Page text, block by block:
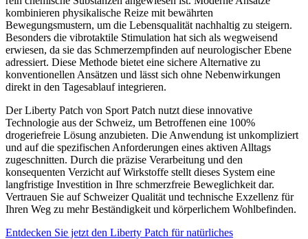
kombinieren physikalische Reize mit bewährten
Bewegungsmustern, um die Lebensqualität nachhaltig zu steigern.
Besonders die vibrotaktile Stimulation hat sich als wegweisend
erwiesen, da sie das Schmerzempfinden auf neurologischer Ebene
adressiert. Diese Methode bietet eine sichere Alternative zu
konventionellen Ansätzen und lässt sich ohne Nebenwirkungen
direkt in den Tagesablauf integrieren.
Der Liberty Patch von Sport Patch nutzt diese innovative
Technologie aus der Schweiz, um Betroffenen eine 100%
drogeriefreie Lösung anzubieten. Die Anwendung ist unkompliziert
und auf die spezifischen Anforderungen eines aktiven Alltags
zugeschnitten. Durch die präzise Verarbeitung und den
konsequenten Verzicht auf Wirkstoffe stellt dieses System eine
langfristige Investition in Ihre schmerzfreie Beweglichkeit dar.
Vertrauen Sie auf Schweizer Qualität und technische Exzellenz für
Ihren Weg zu mehr Beständigkeit und körperlichem Wohlbefinden.
Entdecken Sie jetzt den Liberty Patch für natürliches